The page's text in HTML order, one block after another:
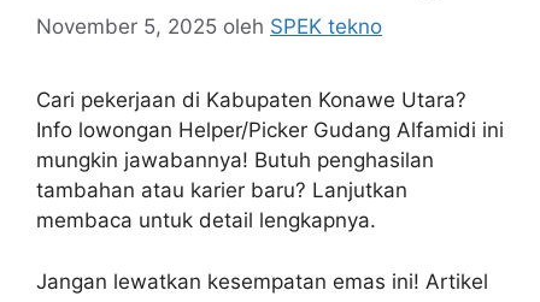
November 5, 2025 oleh SPEK tekno
Cari pekerjaan di Kabupaten Konawe Utara?
Info lowongan Helper/Picker Gudang Alfamidi ini
mungkin jawabannya! Butuh penghasilan
tambahan atau karier baru? Lanjutkan
membaca untuk detail lengkapnya.
Jangan lewatkan kesempatan emas ini! Artikel